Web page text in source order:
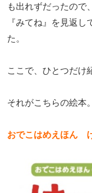
も出れずだったので
『みてね』を見返
た。
ここで、ひとつだけ
それがこちらの絵本。
おでこはめえほん